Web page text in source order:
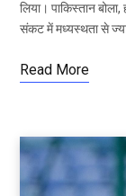
लिया। पाकिस्तान
संकट में मध्यस्थता से
Read More